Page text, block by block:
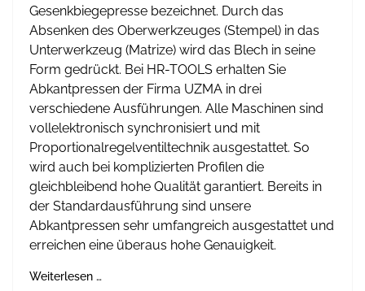
Gesenkbiegepresse bezeichnet. Durch das
Absenken des Oberwerkzeuges (Stempel) in das
Unterwerkzeug (Matrize) wird das Blech in seine
Form gedrückt. Bei HR-TOOLS erhalten Sie
Abkantpressen der Firma UZMA in drei
verschiedene Ausführungen. Alle Maschinen sind
vollelektronisch synchronisiert und mit
Proportionalregelventiltechnik ausgestattet. So
wird auch bei komplizierten Profilen die
gleichbleibend hohe Qualität garantiert. Bereits in
der Standardausführung sind unsere
Abkantpressen sehr umfangreich ausgestattet und
erreichen eine überaus hohe Genauigkeit.
Weiterlesen …